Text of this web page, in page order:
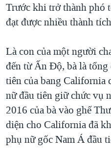
Trước khi trở thành phó
đạt được nhiều thành
Là con của một người
đến từ Ấn Độ, bà là
tiên của bang California
nữ đầu tiên giữ chức vụ
2016 của bà vào ghế
diện cho California đã
phụ nữ gốc Nam Á đầu